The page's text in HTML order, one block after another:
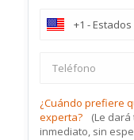
¿Cuándo prefiere
experta?
(Le
inmediato, sin